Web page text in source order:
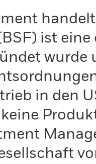
ist
in den
keine